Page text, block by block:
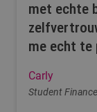
met echte
me echt te
Carly
Student